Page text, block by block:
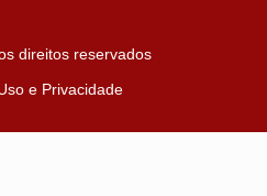
direitos reservados
e Privacidade